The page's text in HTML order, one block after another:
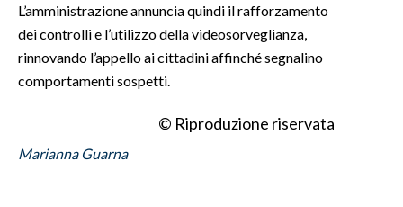
L’amministrazione annuncia quindi il rafforzamento
dei controlli e l’utilizzo della videosorveglianza,
rinnovando l’appello ai cittadini affinché segnalino
comportamenti sospetti.
© Riproduzione riservata
Marianna Guarna